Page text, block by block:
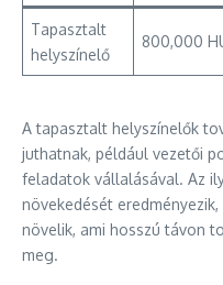
Tapasztalt
helyszínelő
800,000
A tapasztalt helyszínelők
juthatnak, például vezetői
feladatok vállalásával. Az
növekedését
növelik, ami hosszú távon
meg.